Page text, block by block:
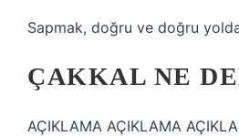
Sapmak, doğru ve doğru
ÇAKKAL NE
AÇIKLAMA AÇIKLAMA